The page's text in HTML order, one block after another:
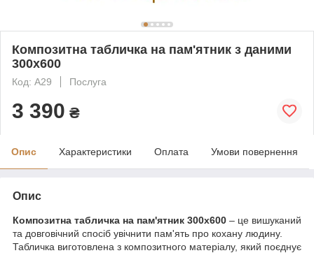
Композитна табличка на пам'ятник з даними
300х600
Код: А29 Послуга
3 390 ₴
Опис Характеристики Оплата Умови повернення
Опис
Композитна табличка на пам'ятник 300х600 – це вишуканий
та довговічний спосіб увічнити пам'ять про кохану людину.
Табличка виготовлена з композитного матеріалу, який поєднує